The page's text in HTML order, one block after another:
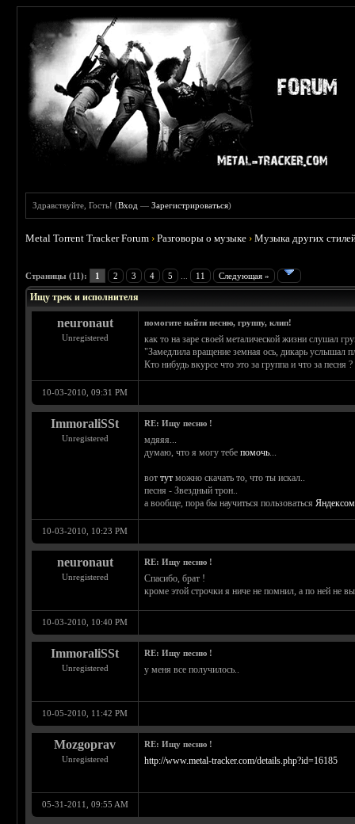
Здравствуйте, Гость! (Вход —Зарегистрироваться)
Metal Torrent Tracker Forum ›Разговоры о музыке ›Музыка других
Страницы (11): 1 2 3 4 5 11 Следующая »
Ищу трек и исполнителя
neuronaut
Unregistered
помогите найти песню, группу, клип!
как то на заре своей металической жизни слушал
"Замедлила вращение земная ось, дикарь услышал
Кто нибудь вкурсе что это за группа и что за песня ?
10-03-2010, 09:31 PM
ImmoraliSSt
Unregistered
RE: Ищу песню !
мдяяя...
думаю, что я могу тебепомочь...
воттут можно скачать то, что ты искал..
песня - Звездный трон..
а вообще, пора бы научиться пользоватьсяЯндексом
10-03-2010, 10:23 PM
neuronaut
Unregistered
RE: Ищу песню !
Спасибо, брат !
кроме этой строчки я ниче не помнил, а по ней не
10-03-2010, 10:40 PM
ImmoraliSSt
Unregistered
RE: Ищу песню !
у меня все получилось..
10-05-2010, 11:42 PM
Mozgoprav
Unregistered
RE: Ищу песню !
http://www.metal-tracker.com/details.php?id=16185
05-31-2011, 09:55 AM